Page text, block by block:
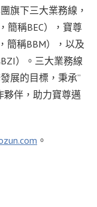
旗下三大業務線，
簡稱BEC），寶尊
簡稱BBM），以及
）。三大業務線
展的目標，秉承”
夥伴，助力寶尊邁
。